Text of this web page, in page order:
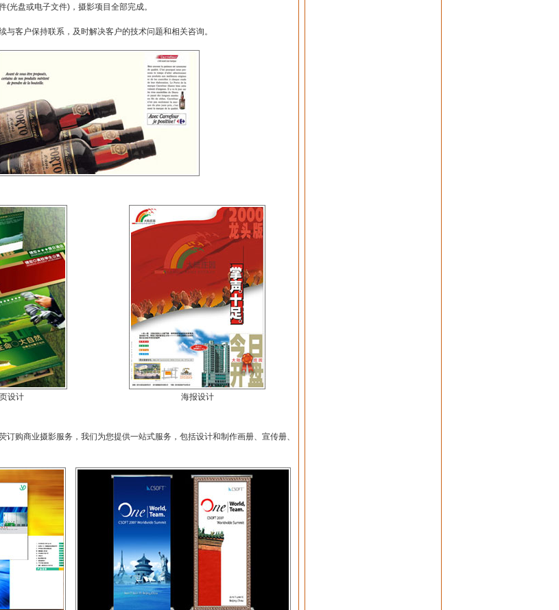
光盘或电子文件)，摄影项目全部完成。
客户保持联系，及时解决客户的技术问题和相关咨询。
设计 海报设计
购商业摄影服务，我们为您提供一站式服务，包括设计和制作画册、宣传册、